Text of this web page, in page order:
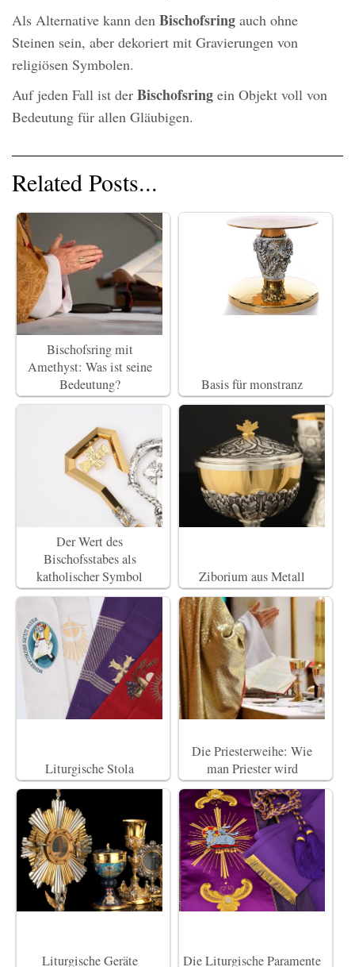
Als Alternative kann den Bischofsring auch ohne
Steinen sein, aber dekoriert mit Gravierungen von
religiösen Symbolen.
Auf jeden Fall ist der Bischofsring ein Objekt voll von
Bedeutung für allen Gläubigen.
Related Posts...
Bischofsring mit
Amethyst: Was ist seine
Bedeutung?
Basis für monstranz
Der Wert des
Bischofsstabes als
katholischer Symbol
Ziborium aus Metall
Liturgische Stola
Die Priesterweihe: Wie
man Priester wird
Liturgische Geräte Die Liturgische Paramente